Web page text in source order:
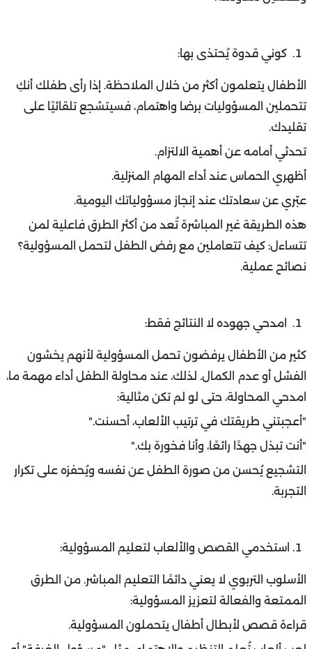
كوني قدوة يُحتذى بها:
الأطفال يتعلمون أكثر من خلال الملاحظة. إذا رأى طفلك أنكِ
تتحملين المسؤوليات برضا واهتمام، فسيتشجع تلقائيًا على
تقليدك.
تحدثي أمامه عن أهمية الالتزام.
أظهري الحماس عند أداء المهام المنزلية.
عبّري عن سعادتك عند إنجاز مسؤولياتك اليومية.
هذه الطريقة غير المباشرة تُعد من أكثر الطرق فاعلية لمن
تتساءل: كيف تتعاملين مع رفض الطفل لتحمل المسؤولية؟
نصائح عملية.
امدحي جهوده لا النتائج فقط:
كثير من الأطفال يرفضون تحمل المسؤولية لأنهم يخشون
الفشل أو عدم الكمال. لذلك، عند محاولة الطفل أداء مهمة ما،
امدحي المحاولة، حتى لو لم تكن مثالية:
"أعجبتني طريقتك في ترتيب الألعاب، أحسنت."
"أنت تبذل جهدًا رائعًا، وأنا فخورة بك."
التشجيع يُحسن من صورة الطفل عن نفسه ويُحفزه على تكرار
التجربة.
استخدمي القصص والألعاب لتعليم المسؤولية:
الأسلوب التربوي لا يعني دائمًا التعليم المباشر. من الطرق
الممتعة والفعالة لتعزيز المسؤولية:
قراءة قصص لأبطال أطفال يتحملون المسؤولية.